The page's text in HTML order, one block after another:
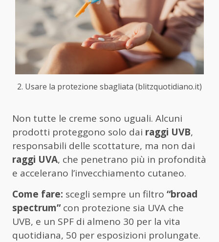
2. Usare la protezione sbagliata (blitzquotidiano.it)
Non tutte le creme sono uguali. Alcuni
prodotti proteggono solo dai raggi UVB,
responsabili delle scottature, ma non dai
raggi UVA, che penetrano più in profondità
e accelerano l’invecchiamento cutaneo.
Come fare: scegli sempre un filtro “broad
spectrum”con protezione sia UVA che
UVB, e un SPF di almeno 30 per la vita
quotidiana, 50 per esposizioni prolungate.